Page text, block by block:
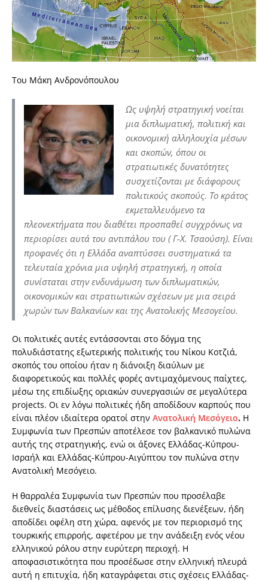
Του Μάκη Ανδρονόπουλου
Ως υψηλή στρατηγική νοείται
μια διπλωματική, πολιτική και
οικονομική αλληλουχία μέσων
και σκοπών, όπου οι
στρατιωτικές δυνατότητες
συσχετίζονται με διάφορους
πολιτικούς σκοπούς. Το κράτος
εκμεταλλευόμενο τα
πλεονεκτήματα που διαθέτει προσπαθεί συγχρόνως να
περιορίσει αυτά του αντιπάλου του ( Γ-Χ. Τσαούση). Είναι
προφανές ότι η Ελλάδα αναπτύσσει συστηματικά τα
τελευταία χρόνια μια υψηλή στρατηγική, η οποία
συνίσταται στην ενδυνάμωση των διπλωματικών,
οικονομικών και στρατιωτικών σχέσεων με μια σειρά
χωρών των Βαλκανίων και της Ανατολικής Μεσογείου.
Οι πολιτικές αυτές εντάσσονται στο δόγμα της
πολυδιάστατης εξωτερικής πολιτικής του Νίκου Κοτζιά,
σκοπός του οποίου ήταν η διάνοιξη διαύλων με
διαφορετικούς και πολλές φορές αντιμαχόμενους παίχτες,
μέσω της επιδίωξης οριακών συνεργασιών σε μεγαλύτερα
projects. Οι εν λόγω πολιτικές ήδη αποδίδουν καρπούς που
είναι πλέον ιδιαίτερα ορατοί στην Ανατολική Μεσόγειο. Η
Συμφωνία των Πρεσπών αποτέλεσε τον βαλκανικό πυλώνα
αυτής της στρατηγικής, ενώ οι άξονες Ελλάδας-Κύπρου-
Ισραήλ και Ελλάδας-Κύπρου-Αιγύπτου τον πυλώνα στην
Ανατολική Μεσόγειο.
Η θαρραλέα Συμφωνία των Πρεσπών που προσέλαβε
διεθνείς διαστάσεις ως μέθοδος επίλυσης διενέξεων, ήδη
αποδίδει οφέλη στη χώρα, αφενός με τον περιορισμό της
τουρκικής επιρροής, αφετέρου με την ανάδειξη ενός νέου
ελληνικού ρόλου στην ευρύτερη περιοχή. Η
αποφασιστικότητα που προσέδωσε στην ελληνική πλευρά
αυτή η επιτυχία, ήδη καταγράφεται στις σχέσεις Ελλάδας-